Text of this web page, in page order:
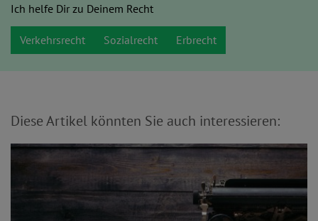
Ich helfe Dir zu Deinem Recht
Verkehrsrecht Sozialrecht Erbrecht
Diese Artikel könnten Sie auch interessieren: